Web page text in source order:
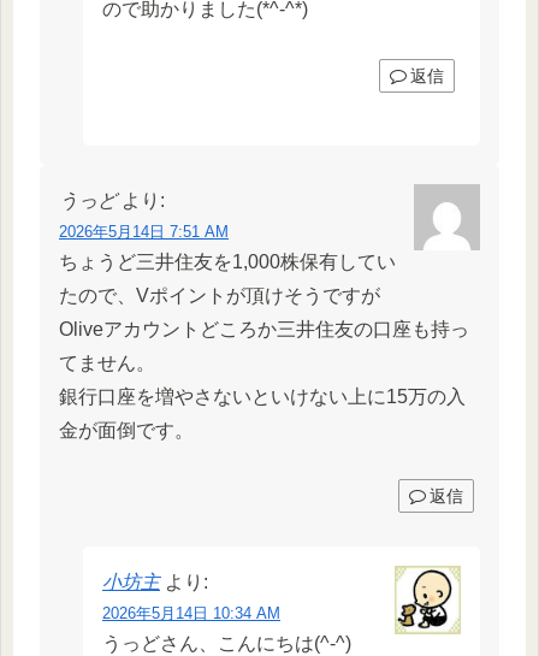
ので助かりました(*^-^*)
返信
うっど より:
2026年5月14日 7:51 AM
ちょうど三井住友を1,000株保有してい
たので、Vポイントが頂けそうですが
Oliveアカウントどころか三井住友の口座も持っ
てません。
銀行口座を増やさないといけない上に15万の入
金が面倒です。
返信
小坊主 より:
2026年5月14日 10:34 AM
うっどさん、こんにちは(^-^)